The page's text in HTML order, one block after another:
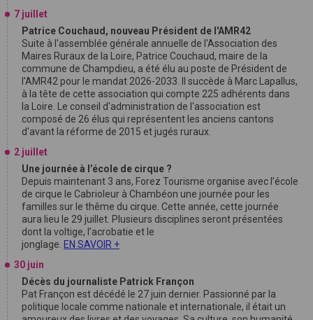
7 juillet
Patrice Couchaud, nouveau Président de l'AMR42
Suite à l'assemblée générale annuelle de l'Association des
Maires Ruraux de la Loire, Patrice Couchaud, maire de la
commune de Champdieu, a été élu au poste de Président de
l'AMR42 pour le mandat 2026-2033. Il succède à Marc Lapallus,
à la tête de cette association qui compte 225 adhérents dans
la Loire. Le conseil d'administration de l'association est
composé de 26 élus qui représentent les anciens cantons
d'avant la réforme de 2015 et jugés ruraux.
2 juillet
Une journée à l’école de cirque ?
Depuis maintenant 3 ans, Forez Tourisme organise avec l’école
de cirque le Cabrioleur à Chambéon une journée pour les
familles sur le thême du cirque. Cette année, cette journée
aura lieu le 29 juillet. Plusieurs disciplines seront présentées
dont la voltige, l’acrobatie et le
jonglage. EN SAVOIR +
30 juin
Décès du journaliste Patrick Françon
Pat Françon est décédé le 27 juin dernier. Passionné par la
politique locale comme nationale et internationale, il était un